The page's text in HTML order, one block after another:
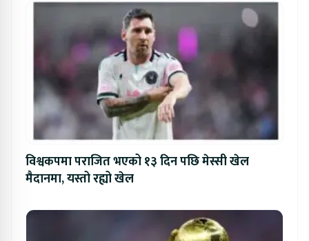
विश्वकपमा पराजित भएको १३ दिन पछि मेस्सी खेल
मैदानमा, यस्तो रह्यो खेल